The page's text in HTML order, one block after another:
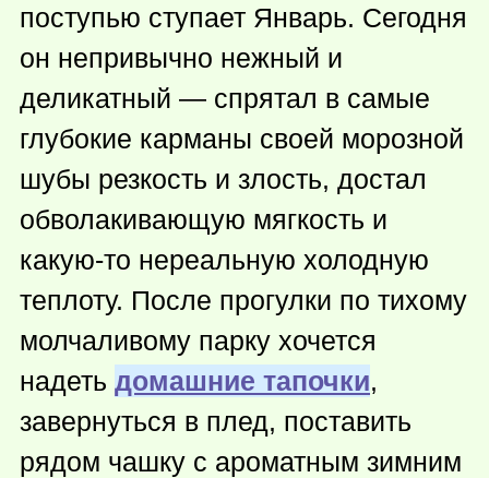
поступью ступает Январь. Сегодня
он непривычно нежный и
деликатный — спрятал в самые
глубокие карманы своей морозной
шубы резкость и злость, достал
обволакивающую мягкость и
какую-то нереальную холодную
теплоту. После прогулки по тихому
молчаливому парку хочется
надеть домашние тапочки,
завернуться в плед, поставить
рядом чашку с ароматным зимним